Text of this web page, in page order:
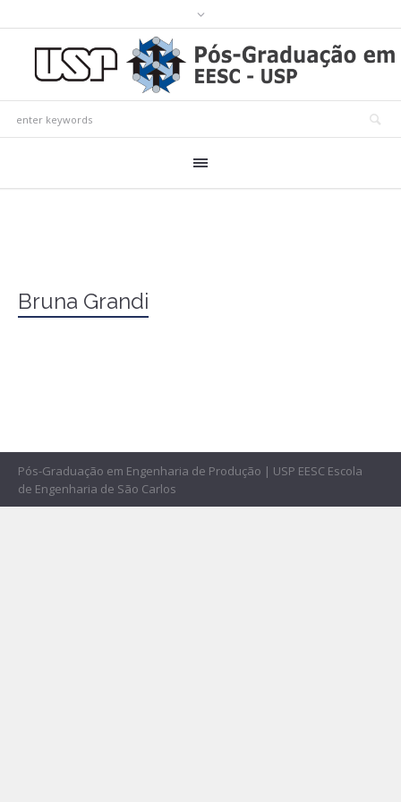
Bruna Grandi
Pós-Graduação em Engenharia de Produção | USP EESC Escola
de Engenharia de São Carlos